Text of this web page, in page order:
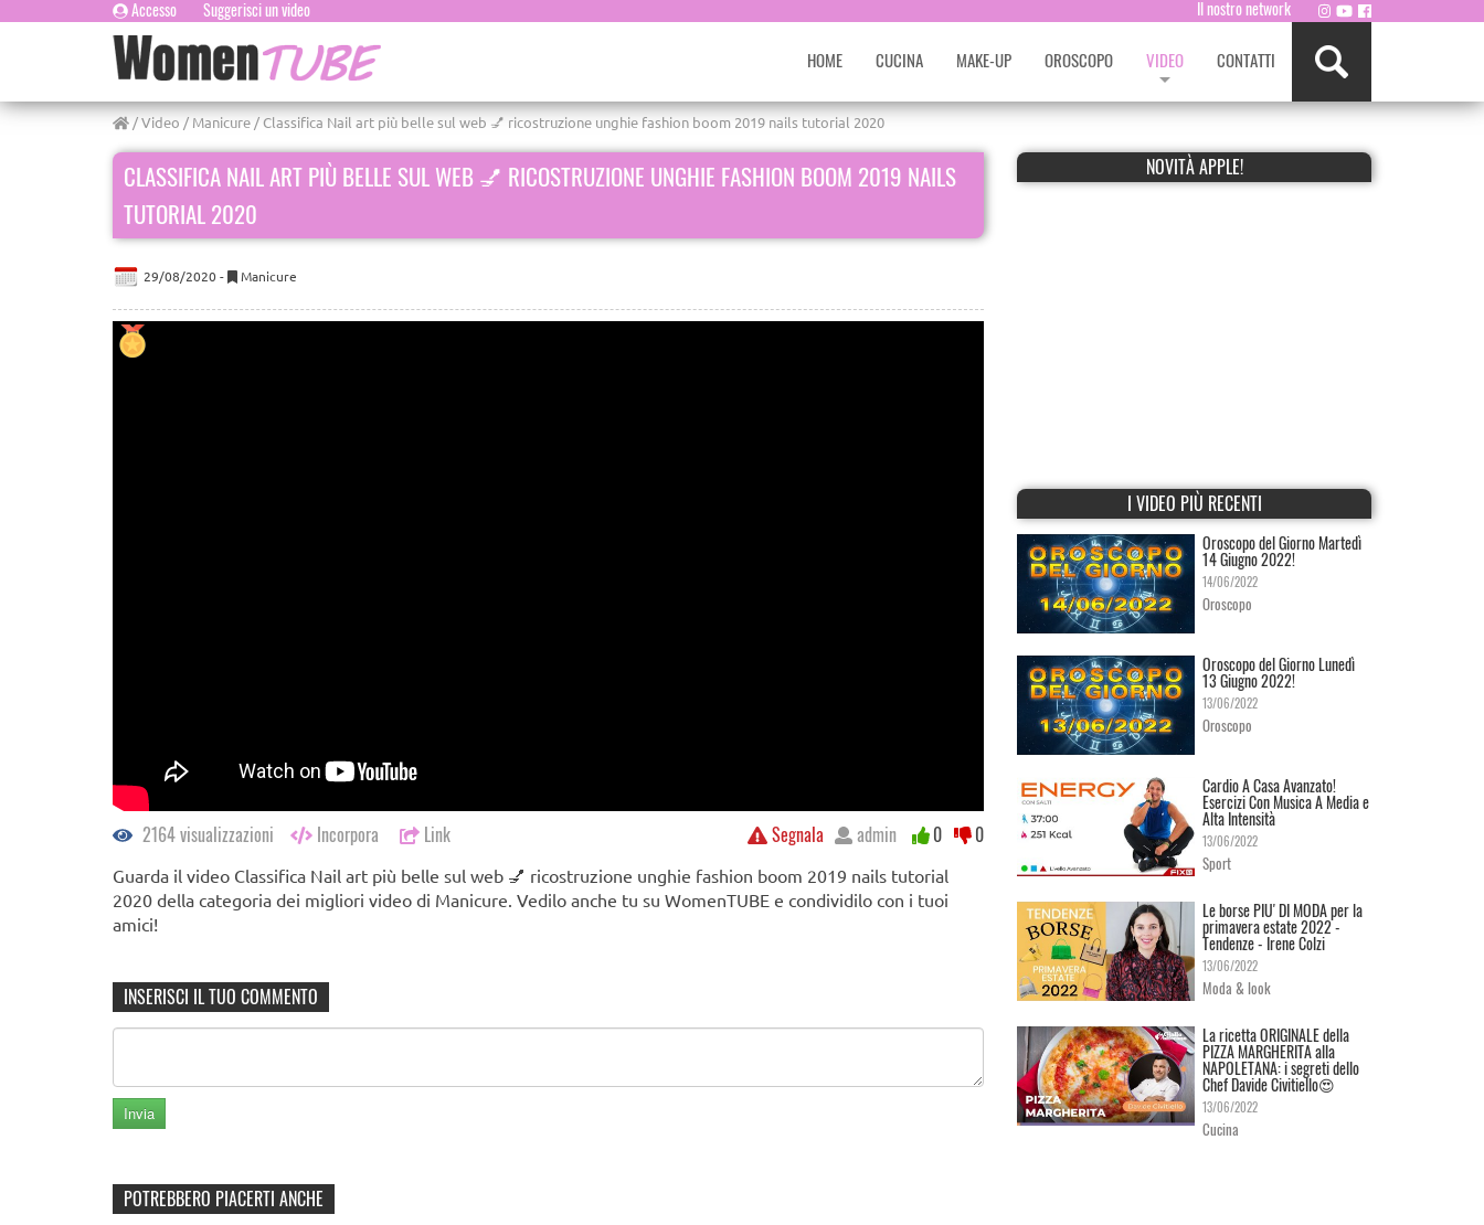
Accesso Suggerisci un video Il nostro network
HOME CUCINA MAKE-UP OROSCOPO VIDEO CONTATTI
/Video / Manicure/ Classifica Nail art più belle sul web 💅 ricostruzione unghie fashion boom 2019 nails tutorial 2020
CLASSIFICA NAIL ART PIÙ BELLE SUL WEB 💅 RICOSTRUZIONE UNGHIE FASHION BOOM 2019 NAILS
TUTORIAL 2020
29/08/2020 - Manicure
2164 visualizzazioni Incorpora Link Segnala admin 0 0
Guarda il video Classifica Nail art più belle sul web 💅 ricostruzione unghie fashion boom 2019 nails tutorial
2020 della categoria dei migliori video di Manicure. Vedilo anche tu su WomenTUBE e condividilo con i tuoi
amici!
INSERISCI IL TUO COMMENTO
POTREBBERO PIACERTI ANCHE
NOVITÀ APPLE!
I VIDEO PIÙ RECENTI
Oroscopo del Giorno Martedì
14 Giugno 2022!
14/06/2022
Oroscopo
Oroscopo del Giorno Lunedì
13 Giugno 2022!
13/06/2022
Oroscopo
Cardio A Casa Avanzato!
Esercizi Con Musica A Media e
Alta Intensità
13/06/2022
Sport
Le borse PIU' DI MODA per la
primavera estate 2022 -
Tendenze - Irene Colzi
13/06/2022
Moda & look
La ricetta ORIGINALE della
PIZZA MARGHERITA alla
NAPOLETANA: i segreti dello
Chef Davide Civitiello😍
13/06/2022
Cucina